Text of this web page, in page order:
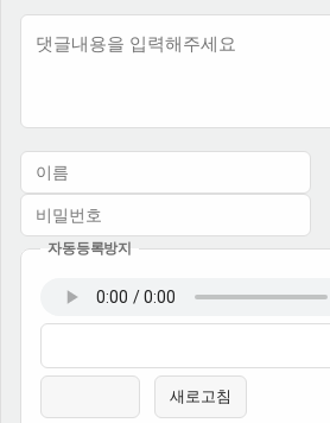
이름필수
비밀번호필수
자동등록방지
새로고침